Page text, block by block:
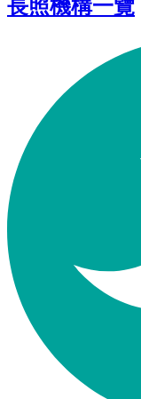
長照機構一覽